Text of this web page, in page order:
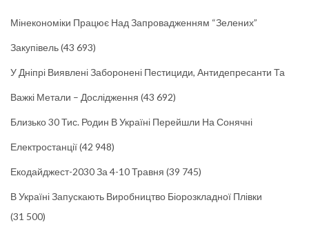
Мінекономіки Працює Над Запровадженням “зелених”
Закупівель(43 693)
У Дніпрі Виявлені Заборонені Пестициди, Антидепресанти Та
Важкі Метали – Дослідження (43 692)
Близько 30 Тис. Родин В Україні Перейшли На Сонячні
Електростанції(42 948)
Екодайджест-2030 За 4-10 Травня (39 745)
В Україні Запускають Виробництво Біорозкладної Плівки
(31 500)